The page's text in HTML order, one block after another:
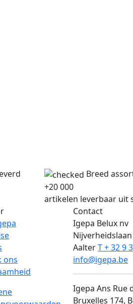
Breed
+20 000
artikelen leverbaar uit
ons
Contact
Igepa Belux nv
Nijverheidslaan
AalterT + 32 9
info@igepa.be
Igepa Ans Rue
Bruxelles 174,